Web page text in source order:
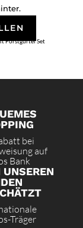
bei
auf
Bank
UNSEREN
Träger